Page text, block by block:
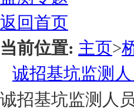
返回首页
当前位置: 主页>
诚招基坑监测人
诚招基坑监测人